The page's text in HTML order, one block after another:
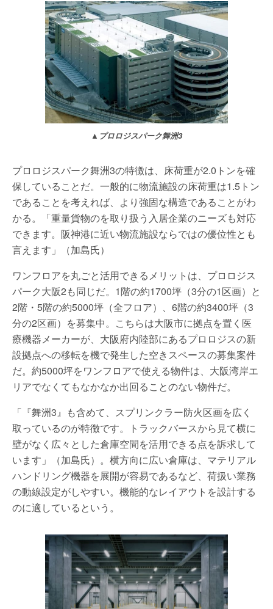
▲プロロジスパーク舞洲3
プロロジスパーク舞洲3の特徴は、床荷重が2.0トンを確
保していることだ。一般的に物流施設の床荷重は1.5トン
であることを考えれば、より強固な構造であることがわ
かる。「重量貨物のを取り扱う入居企業のニーズも対応
できます。阪神港に近い物流施設ならではの優位性とも
言えます」（加島氏）
ワンフロアを丸ごと活用できるメリットは、プロロジス
パーク大阪2も同じだ。1階の約1700坪（3分の1区画）と
2階・5階の約5000坪（全フロア）、6階の約3400坪（3
分の2区画）を募集中。こちらは大阪市に拠点を置く医
療機器メーカーが、大阪府内陸部にあるプロロジスの新
設拠点への移転を機で発生した空きスペースの募集案件
だ。約5000坪をワンフロアで使える物件は、大阪湾岸エ
リアでなくてもなかなか出回ることのない物件だ。
「『舞洲3』も含めて、スプリンクラー防火区画を広く
取っているのが特徴です。トラックバースから見て横に
壁がなく広々とした倉庫空間を活用できる点を訴求して
います」（加島氏）。横方向に広い倉庫は、マテリアル
ハンドリング機器を展開が容易であるなど、荷扱い業務
の動線設定がしやすい。機能的なレイアウトを設計する
のに適しているという。